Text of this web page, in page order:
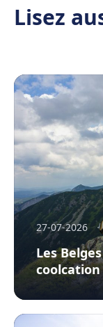
Lisez
27-07-2026
Les
coolcation